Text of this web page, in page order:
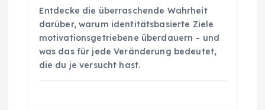
Entdecke die überraschende Wahrheit
darüber, warum identitätsbasierte Ziele
motivationsgetriebene überdauern – und
was das für jede Veränderung bedeutet,
die du je versucht hast.